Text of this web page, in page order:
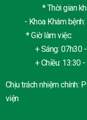
* Thời gian
- Khoa Khám
* Giờ làm việc:
+ Sáng: 07h30 -
+ Chiều: 13:30 -
Chịu trách nhiệm chính:
viện